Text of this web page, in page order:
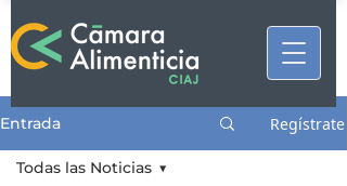
Entrada Regístrate
Todas las Noticias